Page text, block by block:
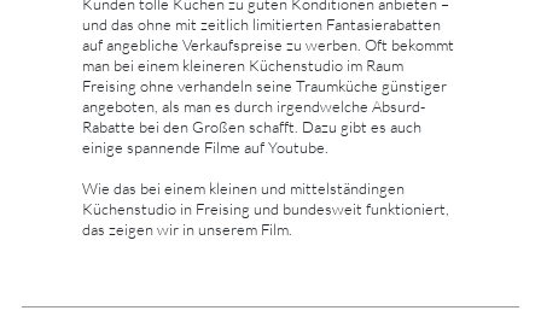
und das ohne mit zeitlich limitierten Fantasierabatten
auf angebliche Verkaufspreise zu werben. Oft bekommt
man bei einem kleineren Küchenstudio im Raum
Freising ohne verhandeln seine Traumküche günstiger
angeboten, als man es durch irgendwelche Absurd-
Rabatte bei den Großen schafft. Dazu gibt es auch
einige spannende Filme auf Youtube.
Wie das bei einem kleinen und mittelständingen
Küchenstudio in Freising und bundesweit funktioniert,
das zeigen wir in unserem Film.